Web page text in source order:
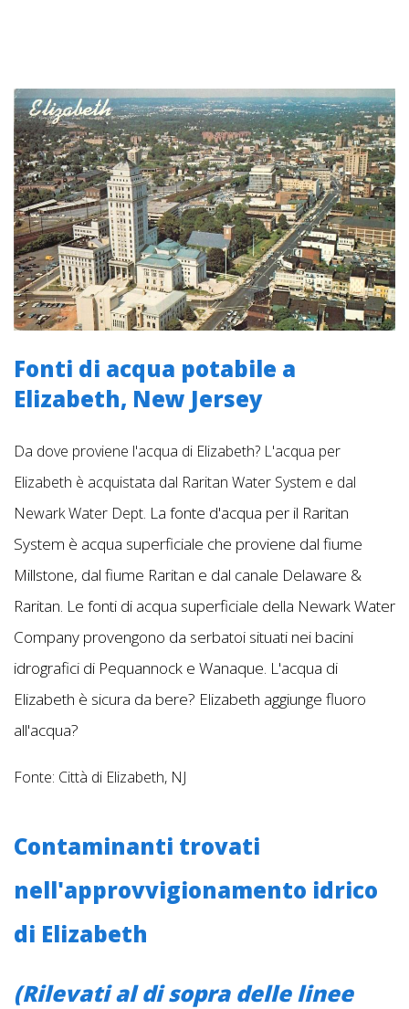
Fonti di acqua potabile a
Elizabeth, New Jersey
Da dove proviene l'acqua di Elizabeth? L'acqua per
Elizabeth è acquistata dal Raritan Water System e dal
Newark Water Dept. La fonte d'acqua per il Raritan
System è acqua superficiale che proviene dal fiume
Millstone, dal fiume Raritan e dal canale Delaware &
Raritan. Le fonti di acqua superficiale della Newark Water
Company provengono da serbatoi situati nei bacini
idrografici di Pequannock e Wanaque. L'acqua di
Elizabeth è sicura da bere? Elizabeth aggiunge fluoro
all'acqua?
Fonte: Città di Elizabeth, NJ
Contaminanti trovati
nell'approvvigionamento idrico
di Elizabeth
(Rilevati al di sopra delle linee